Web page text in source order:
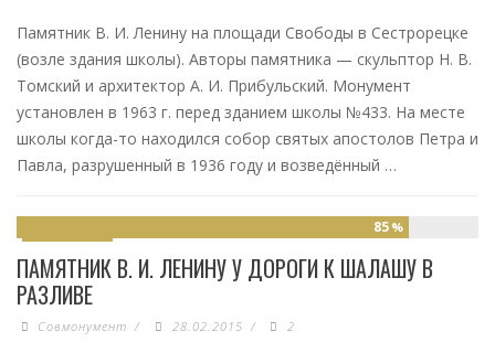
Памятник В. И. Ленину на площади Свободы в Сестрорецке
(возле здания школы). Авторы памятника — скульптор Н. В.
Томский и архитектор А. И. Прибульский. Монумент
установлен в 1963 г. перед зданием школы №433. На месте
школы когда-то находился собор святых апостолов Петра и
Павла, разрушенный в 1936 году и возведённый …
85 %
ПАМЯТНИК В. И. ЛЕНИНУ У ДОРОГИ К ШАЛАШУ В
РАЗЛИВЕ
Совмонумент / 28.02.2015 / 2